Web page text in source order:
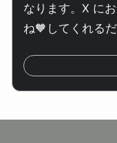
なります。X に
ね🧡してくれる